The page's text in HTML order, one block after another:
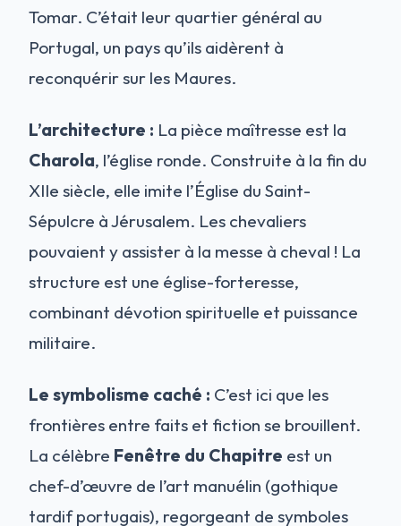
Tomar. C’était leur quartier général au
Portugal, un pays qu’ils aidèrent à
reconquérir sur les Maures.
L’architecture : La pièce maîtresse est la
Charola, l’église ronde. Construite à la fin du
XIIe siècle, elle imite l’Église du Saint-
Sépulcre à Jérusalem. Les chevaliers
pouvaient y assister à la messe à cheval ! La
structure est une église-forteresse,
combinant dévotion spirituelle et puissance
militaire.
Le symbolisme caché : C’est ici que les
frontières entre faits et fiction se brouillent.
La célèbre Fenêtre du Chapitre est un
chef-d’œuvre de l’art manuélin (gothique
tardif portugais), regorgeant de symboles